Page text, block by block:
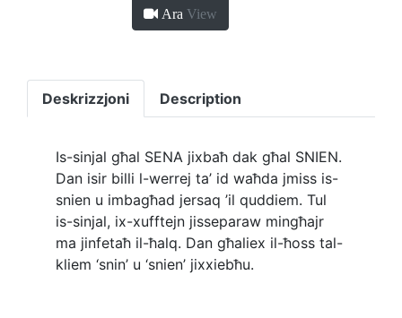
Ara View
Deskrizzjoni Description
Is-sinjal għal SENA jixbaħ dak għal SNIEN.
Dan isir billi l-werrej ta’ id waħda jmiss is-
snien u imbagħad jersaq ’il quddiem. Tul
is-sinjal, ix-xufftejn jisseparaw mingħajr
ma jinfetaħ il-ħalq. Dan għaliex il-ħoss tal-
kliem ‘snin’ u ‘snien’ jixxiebħu.